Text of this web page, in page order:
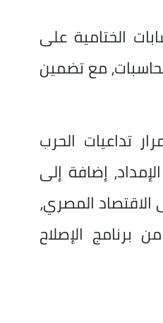
الختامية على
مع تضمين
تداعيات الحرب
إضافة إلى
المصري،
برنامج الإصلاح